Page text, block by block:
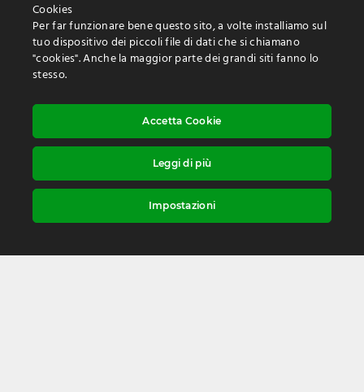
Le vittime innocenti di Vergarola meritano rispetto e
amore. Meritano il Parco della Pace.
Cookies
Per far funzionare bene questo sito, a volte installiamo sul
tuo dispositivo dei piccoli file di dati che si chiamano
"cookies". Anche la maggior parte dei grandi siti fanno lo
stesso.
Accetta Cookie
Leggi di più
Impostazioni